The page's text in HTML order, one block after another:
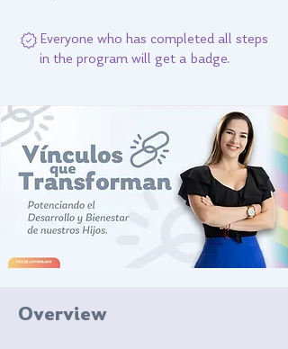
Everyone who has completed all steps
in the program will get a badge.
Overview